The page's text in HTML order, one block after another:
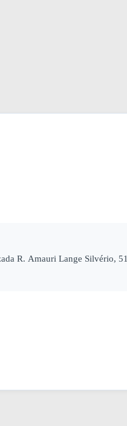
R. Amauri Lange Silvério,